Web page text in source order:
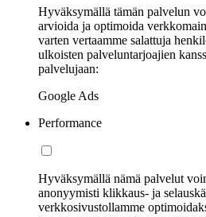
Hyväksymällä tämän palvelun
arvioida ja optimoida
varten vertaamme salattuja
ulkoisten palveluntarjoajien
palvelujaan:
Google Ads
Performance
Hyväksymällä nämä palvelut
anonyymisti klikkaus- ja
verkkosivustollamme